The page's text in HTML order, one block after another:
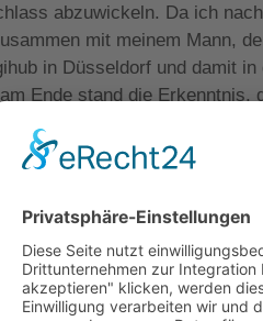
abzuwickeln. Da ich
mit meinem Mann,
in Düsseldorf und damit
Ende stand die
und Begleitung brauchen
Lösung,sondern um die
einen
und viele weitere
hat sich schnell
den Entschluss